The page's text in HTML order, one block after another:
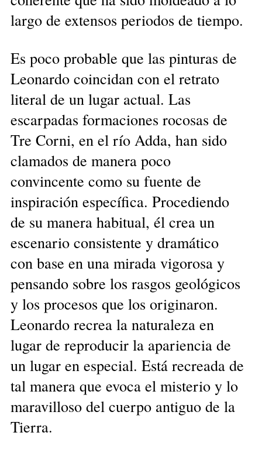
largo de extensos periodos de tiempo.
Es poco probable que las pinturas de
Leonardo coincidan con el retrato
literal de un lugar actual. Las
escarpadas formaciones rocosas de
Tre Corni, en el río Adda, han sido
clamados de manera poco
convincente como su fuente de
inspiración específica. Procediendo
de su manera habitual, él crea un
escenario consistente y dramático
con base en una mirada vigorosa y
pensando sobre los rasgos geológicos
y los procesos que los originaron.
Leonardo recrea la naturaleza en
lugar de reproducir la apariencia de
un lugar en especial. Está recreada de
tal manera que evoca el misterio y lo
maravilloso del cuerpo antiguo de la
Tierra.